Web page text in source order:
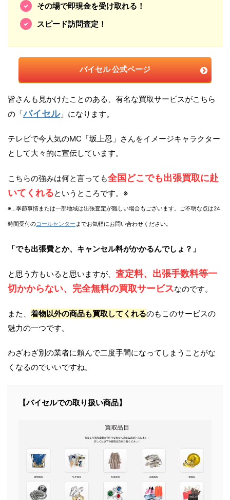
その場で即現金を受け取れる！
スピード訪問査定！
バイセル 公式ページ
皆さんも見かけたことのある、有名な買取サービスがこちら
の「バイセル」になります。
テレビで今人気のMC「坂上忍」さんをイメージキャラクター
として大々的に宣伝しています。
こちらの強みは何と言っても全国どこでも出張買取に赴
いてくれるというところです。※
※…季節事情または一部地域は出張査定が難しい場合もございます。ご不明な点は24
時間受付のコールセンター までお気軽にお問い合わせください。
「でも出張費とか、キャンセル料がかかるんでしょ？」
と思う方もいると思いますが、 査定料、出張手数料等一
切かからない、完全無料の買取サービスなのです。
また、 着物以外の商品も買取してくれるのもこのサービスの
魅力の一つです。
わざわざ別の業者に頼んで二度手間になってしまうことがな
くなるのでいいですね。
【バイセルでの取り扱い商品】